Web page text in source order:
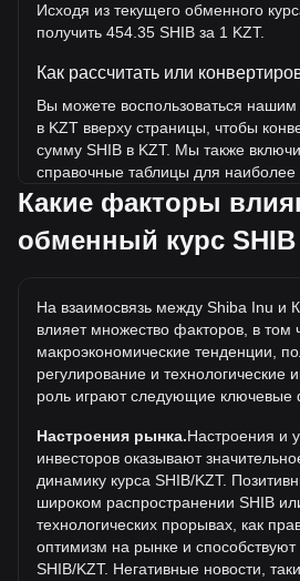
Исходя из текущего обменного
получить 454.35 SHIB за 1 KZT.
Как рассчитать или
Вы можете воспользоваться нашим
в KZT вверху страницы, чтобы
сумму SHIB в KZT. Мы также
справочные таблицы для
конвертаций. Например, 5 KZT
SHIB, а 5 SHIB будут стоить около
Какова самая высокая цена
составляет ₸0.04144. Еще
стоимость 1 SHIB в KZT текущий
максимум.
Какова динамика цен в KZT?
За последние 7 дней обменный
Shiba Inu (SHIB) вырос на 7.06% по
следующей валюте: Казахстанский
Какие факторы
обменный курс SHIB
На взаимосвязь между Shiba Inu и
влияет множество факторов, в том
макроэкономические тенденции,
регулирование и технологические
роль играют следующие ключевые
Настроения рынка.Настроения и
инвесторов оказывают
динамику курса SHIB/KZT.
широком распространении SHIB
технологических прорывах, как
оптимизм на рынке и способствуют
SHIB/KZT. Негативные новости,